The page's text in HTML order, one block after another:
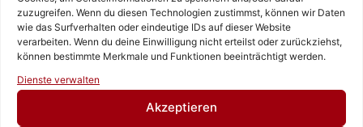
zuzugreifen. Wenn du diesen Technologien zustimmst, können wir Daten
wie das Surfverhalten oder eindeutige IDs auf dieser Website
verarbeiten. Wenn du deine Einwilligung nicht erteilst oder zurückziehst,
können bestimmte Merkmale und Funktionen beeinträchtigt werden.
Dienste verwalten
Akzeptieren
Nachricht Rufen Sie uns an!